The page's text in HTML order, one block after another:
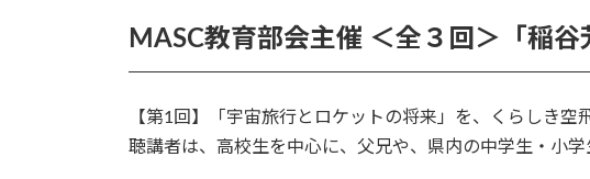
MASC教育部会主催 ＜全３回＞「稲谷
【第1回】
「宇宙旅行とロケットの将来」を、くらしき空
聴講者は、高校生を中心に、父兄や、県内の中学生・小学